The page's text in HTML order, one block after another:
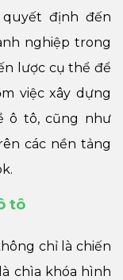
định đến
nghiệp trong
lược cụ thể để
việc xây dựng
ô tô, cũng như
các nền tảng
tô
chỉ là chiến
chìa khóa hình